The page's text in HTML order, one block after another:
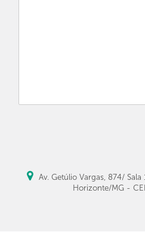
Av. Getúlio Vargas, 874/
Horizonte/MG -